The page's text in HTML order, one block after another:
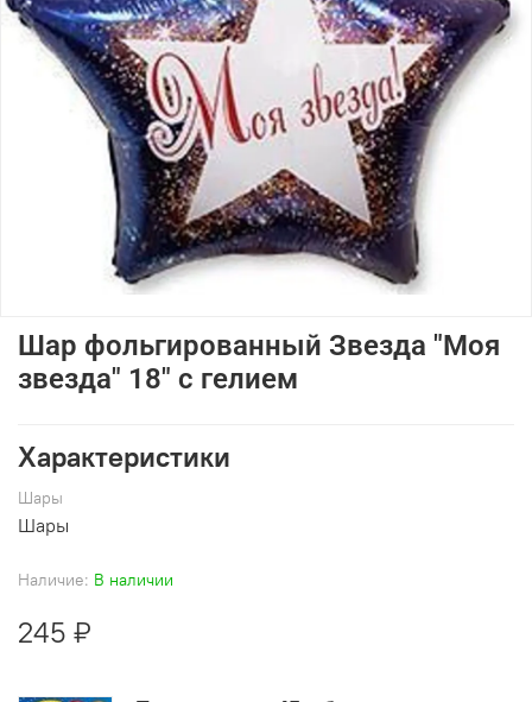
Наличие: В наличии
Шар фольгированный Звезда "Моя
звезда" 18" с гелием
245 ₽
Характеристики
Шары
Шары